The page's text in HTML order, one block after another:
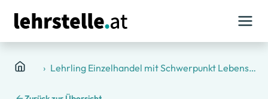
Lehrstellen
SPAR Österreichische Warenhandels-
Lehrling Einzelhandel mit Schwerpunkt Lebensmittel (m/w/d)